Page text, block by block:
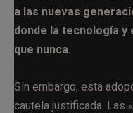
a las nuevas
donde la tecnología
que nunca.
Sin embargo, esta
cautela justificada. Las